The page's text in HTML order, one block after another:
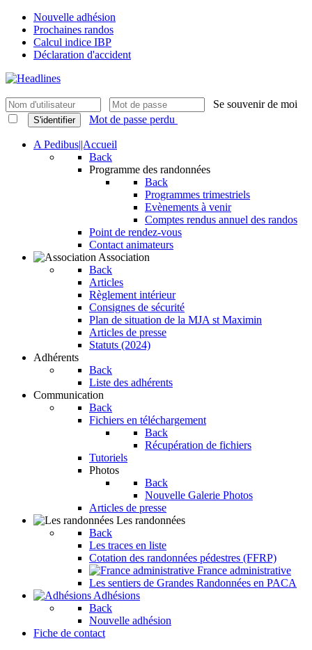
Nouvelle adhésion
Prochaines randos
Calcul indice IBP
Déclaration d'accident
Se souvenir de moi
S'identifier Mot de passe perdu
A Pedibus||Accueil
Back
Programme des randonnées
Back
Programmes trimestriels
Evènements à venir
Comptes rendus annuel des randos
Point de rendez-vous
Contact animateurs
Association
Back
Articles
Règlement intérieur
Consignes de sécurité
Plan de situation de la MJA st Maximin
Articles de presse
Statuts (2024)
Adhérents
Back
Liste des adhérents
Communication
Back
Fichiers en téléchargement
Back
Récupération de fichiers
Tutoriels
Photos
Back
Nouvelle Galerie Photos
Articles de presse
Les randonnées
Back
Les traces en liste
Cotation des randonnées pédestres (FFRP)
France administrative
Les sentiers de Grandes Randonnées en PACA
Adhésions
Back
Nouvelle adhésion
Fiche de contact